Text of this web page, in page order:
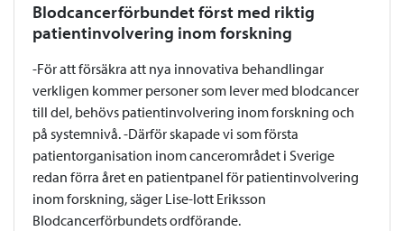
Blodcancerförbundet först med riktig
patientinvolvering inom forskning
-För att försäkra att nya innovativa behandlingar
verkligen kommer personer som lever med blodcancer
till del, behövs patientinvolvering inom forskning och
på systemnivå. -Därför skapade vi som första
patientorganisation inom cancerområdet i Sverige
redan förra året en patientpanel för patientinvolvering
inom forskning, säger Lise-lott Eriksson
Blodcancerförbundets ordförande.